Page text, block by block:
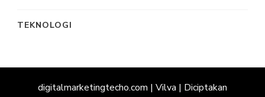
TEKNOLOGI
digitalmarketingtecho.com | Vilva | Diciptakan